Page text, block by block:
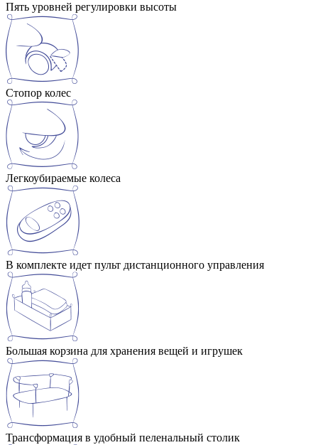
Пять уровней регулировки высоты
Стопор колес
Легкоубираемые колеса
В комплекте идет пульт дистанционного управления
Большая корзина для хранения вещей и игрушек
Трансформация в удобный пеленальный столик